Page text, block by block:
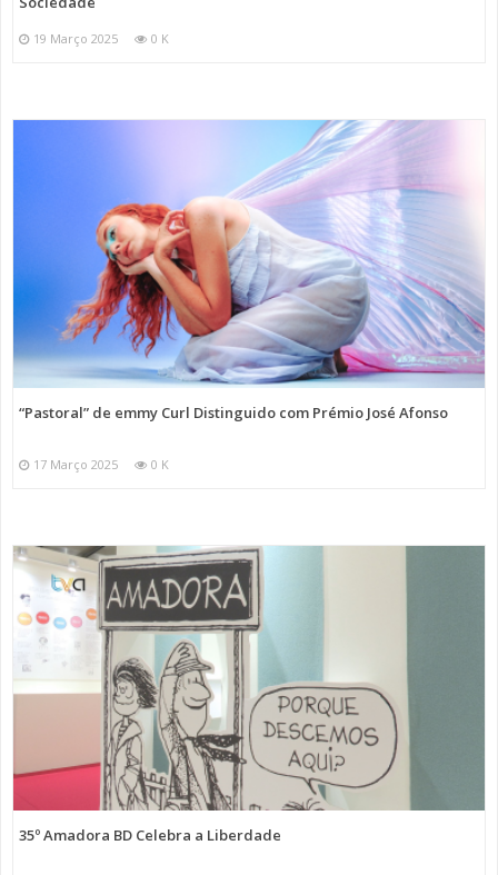
19 Março 2025 0 K
“Pastoral” de emmy Curl Distinguido com Prémio José Afonso
17 Março 2025 0 K
35º Amadora BD Celebra a Liberdade